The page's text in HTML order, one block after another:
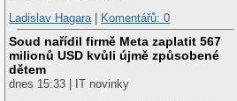
Ladislav Hagara| Komentářů: 0
Soud nařídil firmě Meta zaplatit 567
milionů USD kvůli újmě způsobené
dětem
dnes 15:33 | IT novinky